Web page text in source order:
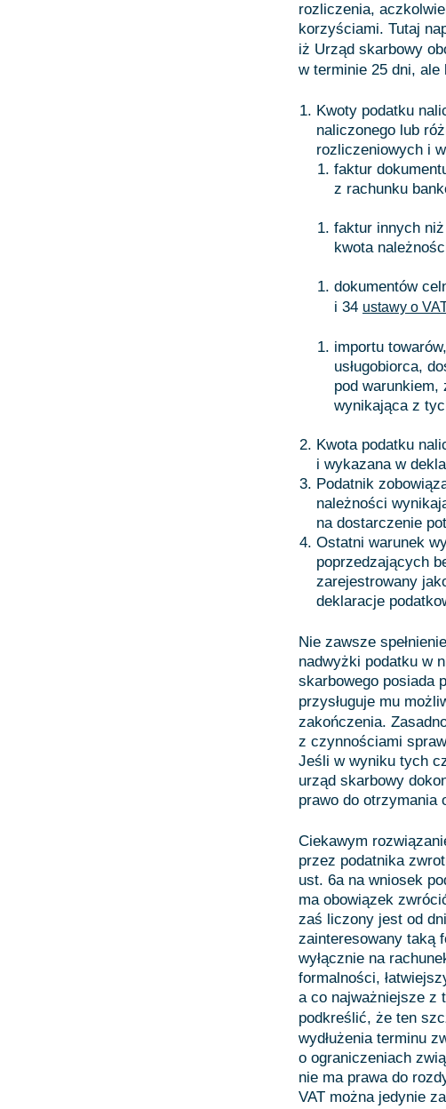
rozliczenia,
korzyściami. Tutaj
iż Urząd skarbowy
w terminie 25 dni, ale
Kwoty podatku
naliczonego lub
rozliczeniowych i
faktur
z rachunku
faktur innych
kwota
dokumentów
i 34 ustawy o
importu
usługobiorca,
pod warunkiem,
wynikająca z
Kwota podatku
i wykazana w
Podatnik
należności
na dostarczenie
Ostatni warunek
poprzedzających
zarejestrowany
deklaracje
Nie zawsze
nadwyżki podatku w
skarbowego posiada
przysługuje mu
zakończenia.
z czynnościami
Jeśli w wyniku tych
urząd skarbowy
prawo do otrzymania
Ciekawym
przez podatnika
ust. 6a na wniosek
ma obowiązek
zaś liczony jest od
zainteresowany taką
wyłącznie na
formalności,
a co najważniejsze z
podkreślić, że ten
wydłużenia terminu
o ograniczeniach
nie ma prawa do
VAT można jedynie